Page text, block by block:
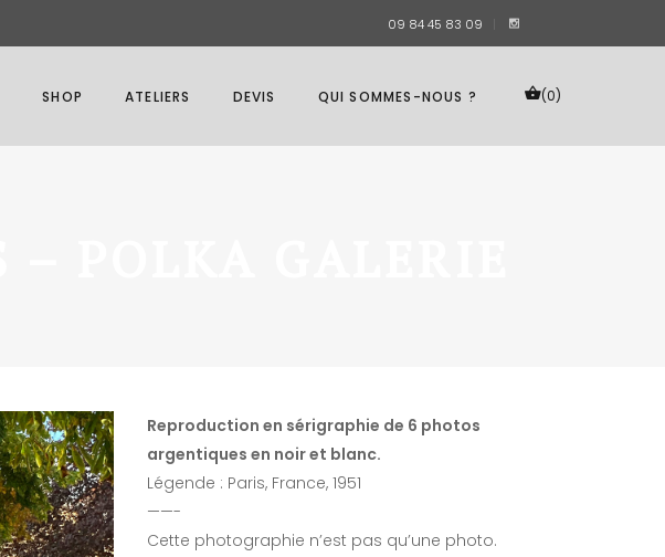
09 84 45 83 09
SHOP ATELIERS DEVIS QUI SOMMES-NOUS ? (0)
Reproduction en sérigraphie de 6 photos
argentiques en noir et blanc.
Légende : Paris, France, 1951
——-
Cette photographie n’est pas qu’une photo.